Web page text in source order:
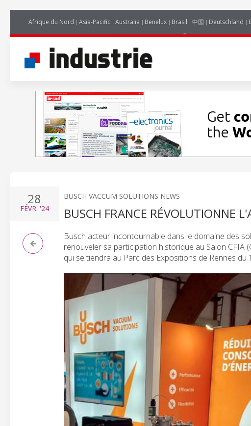
Afrique du Nord Asia-Pacific Australia Benelux Brasil 中国 Deutschland
28
FÉVR. '24
BUSCH VACCUM SOLUTIONS NEWS
BUSCH FRANCE RÉVOLUTIONNE
Busch acteur incontournable dans le domaine des
renouveler sa participation historique au Salon
qui se tiendra au Parc des Expositions de Rennes du